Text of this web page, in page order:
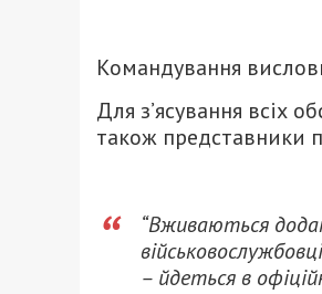
Командування
Для з’ясування всіх
також представники
“Вживаються
– йдеться в